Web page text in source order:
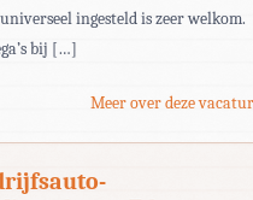
ingesteld is zeer welkom.
bij […]
Meer over deze